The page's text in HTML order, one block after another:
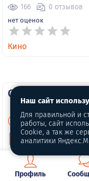
166 0 отзывов
нет оценок
Кино
О портале
О нас
Политика
Публичная
Профиль
Наш сайт
Для правильной и
работы, сайт
Cookie, а так же
аналитики